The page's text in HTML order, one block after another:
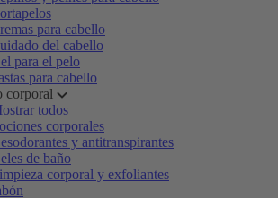
para cabello
del cabello
para el pelo
para cabello
corporal
todos
corporales
y antitranspirantes
de baño
corporal y exfoliantes